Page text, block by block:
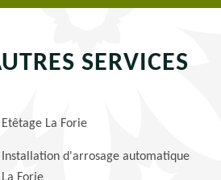
SERVICES
Etêtage La Forie
Installation d'arrosage automatique